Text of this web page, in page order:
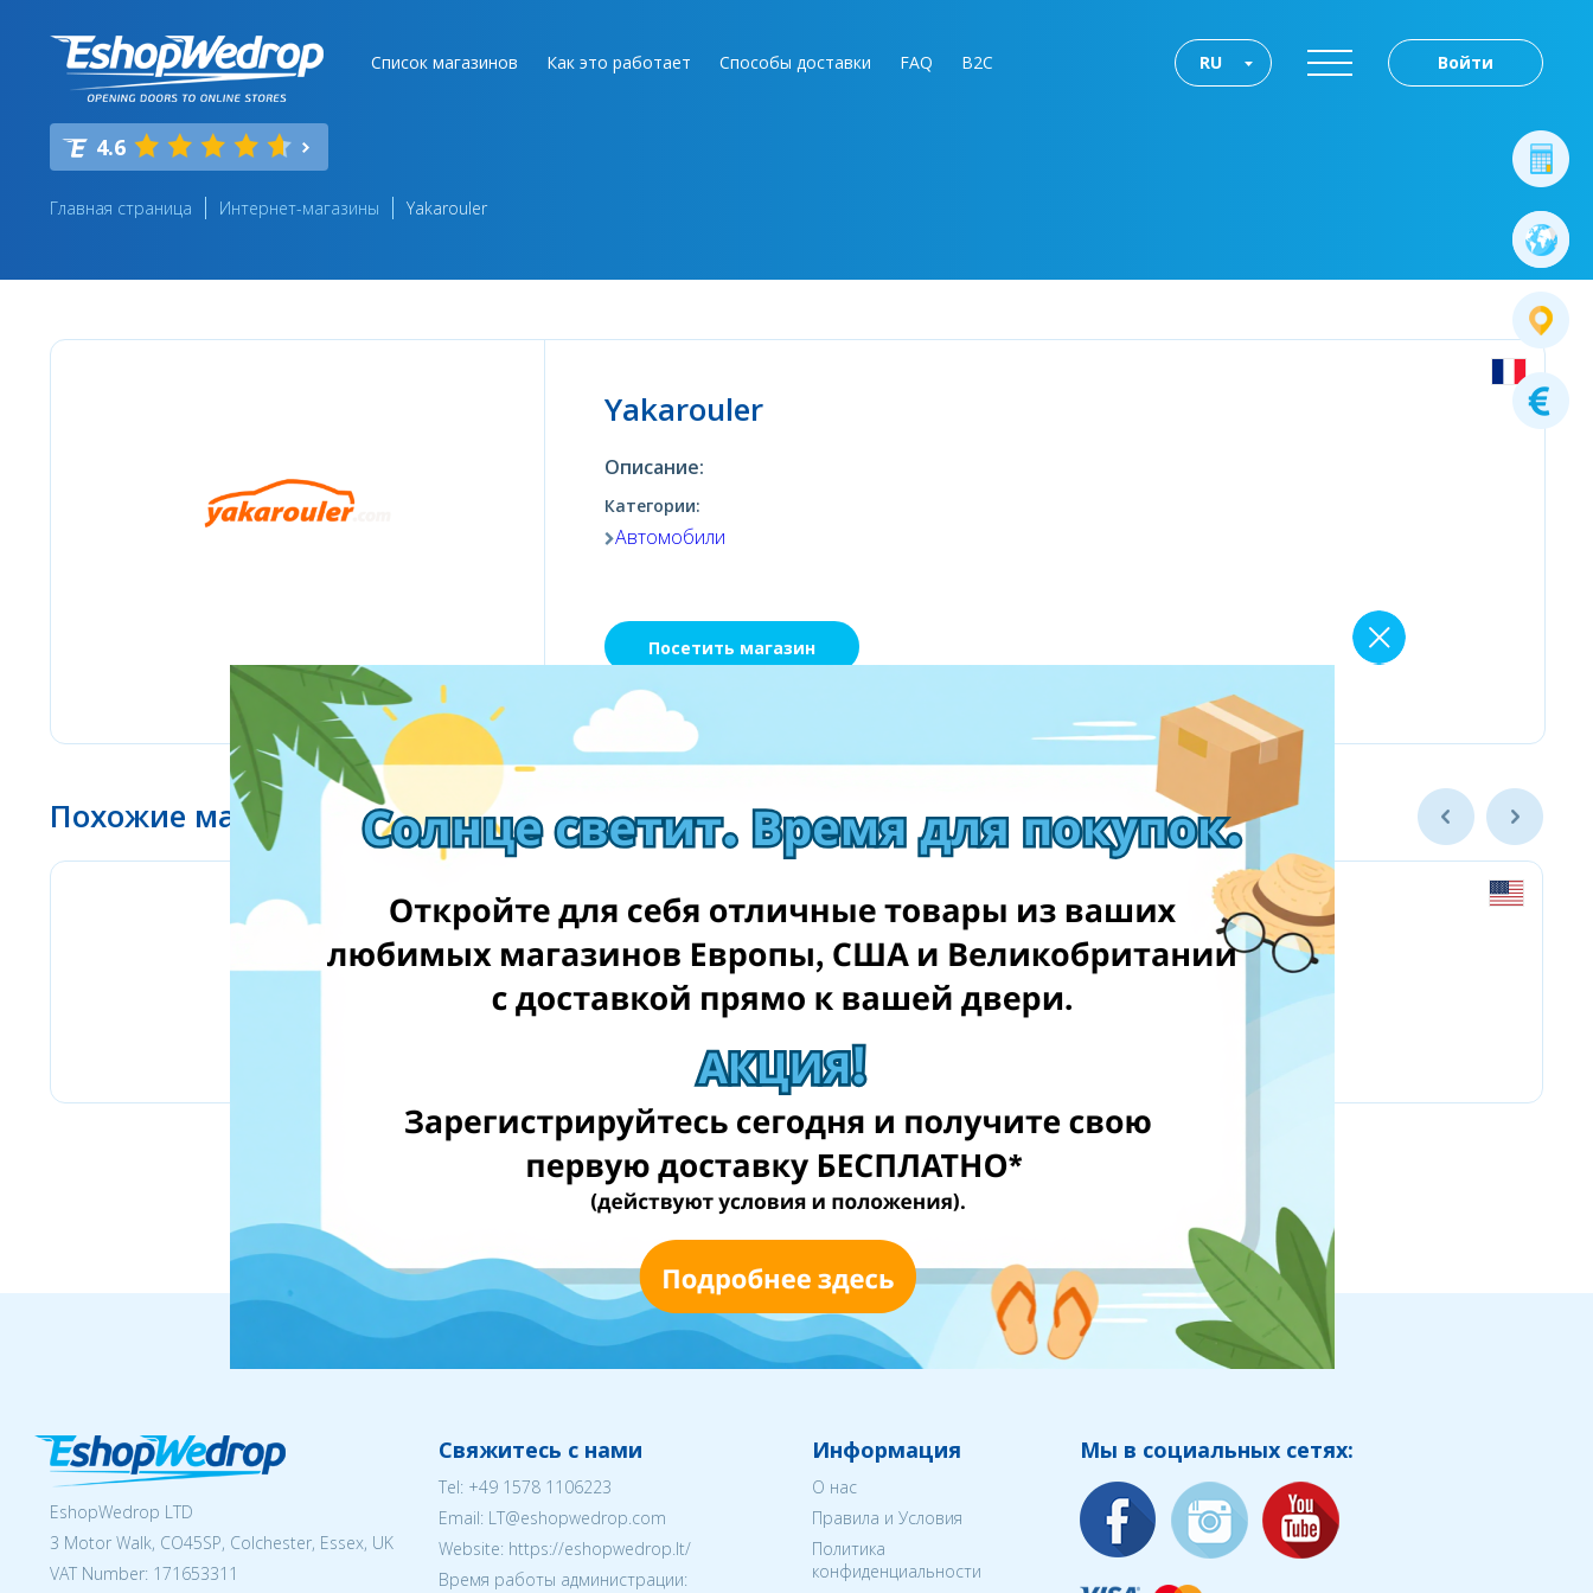
Список магазинов Как это работает Способы доставки FAQ B2C Войти
RU
4.6
Главная страница Интернет-магазины Yakarouler
Yakarouler
Описание:
Категории:
Автомобили
Посетить магазин
Похожие магазины
EshopWedrop LTD
3 Motor Walk, CO45SP, Colchester, Essex, UK
VAT Number: 171653311
Свяжитесь с нами
Tel: +49 1578 1106223
Email: LT@eshopwedrop.com
Website: https://eshopwedrop.lt/
Время работы администрации:
Информация
О нас
Правила и Условия
Политика
конфиденциальности
Мы в социальных сетях: